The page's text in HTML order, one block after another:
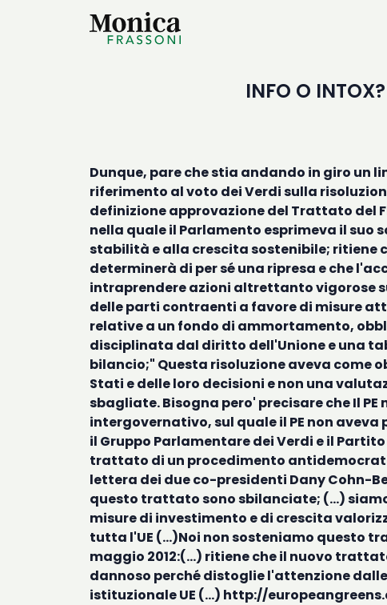
INFO O
Dunque, pare che stia andando in giro un
riferimento al voto dei Verdi sulla
definizione approvazione del Trattato del
nella quale il Parlamento esprimeva il
stabilità e alla crescita sostenibile; ritiene
determinerà di per sé una ripresa e che
intraprendere azioni altrettanto vigorose
delle parti contraenti a favore di misure
relative a un fondo di ammortamento,
disciplinata dal diritto dell'Unione e una
bilancio;" Questa risoluzione aveva
Stati e delle loro decisioni e non una
sbagliate. Bisogna pero' precisare che Il
intergovernativo, sul quale il PE non
il Gruppo Parlamentare dei Verdi e il
trattato di un procedimento
lettera dei due co-presidenti Dany Cohn-
questo trattato sono sbilanciate; (...)
misure di investimento e di crescita
tutta l'UE (...)Noi non sosteniamo questo
maggio 2012:(...) ritiene che il nuovo
dannoso perché distoglie l'attenzione
istituzionale UE (...) http://